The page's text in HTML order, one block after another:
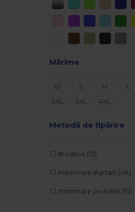
Mărime
XS S M L
2XL
3XL 4XL
Metodă de tipărire
Broderie (13)
Imprimare digitală (48)
Imprimare pe ecran (10)